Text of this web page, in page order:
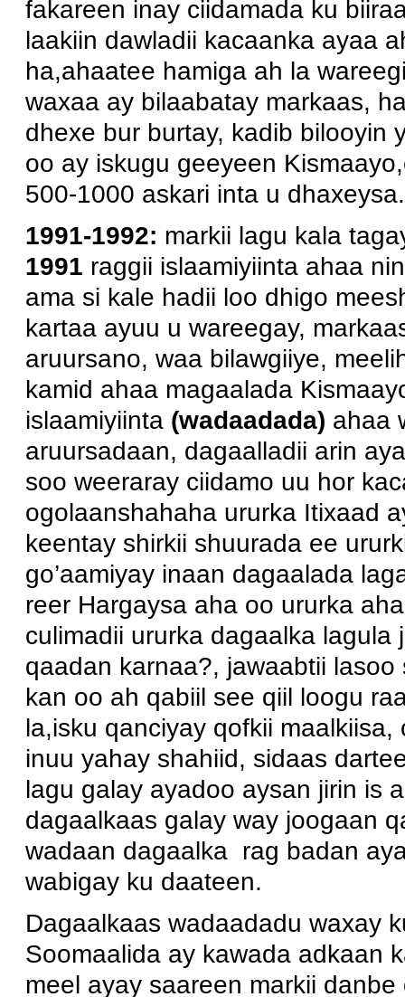
fakareen inay ciidamada ku
laakiin dawladii kacaanka ayaa
ha,ahaatee hamiga ah la
waxaa ay bilaabatay markaas,
dhexe bur burtay, kadib bilooyin
oo ay iskugu geeyeen
500-1000 askari inta u dhaxeysa.
1991-1992: markii lagu kala
1991 raggii islaamiyiinta ahaa
ama si kale hadii loo dhigo
kartaa ayuu u wareegay,
aruursano, waa bilawgiiye,
kamid ahaa magaalada
islaamiyiinta (wadaadada) ahaa
aruursadaan, dagaalladii arin
soo weeraray ciidamo uu hor
ogolaanshahaha ururka Itixaad
keentay shirkii shuurada ee
go’aamiyay inaan dagaalada
reer Hargaysa aha oo ururka
culimadii ururka dagaalka
qaadan karnaa?, jawaabtii
kan oo ah qabiil see qiil loogu
la,isku qanciyay qofkii
inuu yahay shahiid, sidaas
lagu galay ayadoo aysan jirin is
dagaalkaas galay way joogaan
wadaan dagaalka rag badan
wabigay ku daateen.
Dagaalkaas wadaadadu waxay
Soomaalida ay kawada adkaan
meel ayay saareen markii